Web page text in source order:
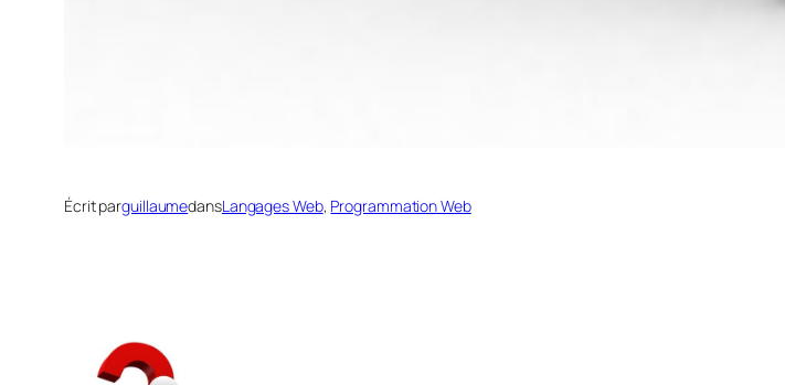
Écrit parguillaumedansLangages Web, Programmation Web